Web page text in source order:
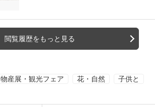
閲覧履歴をもっと見る
物産展・観光フェア 花・自然 子供と